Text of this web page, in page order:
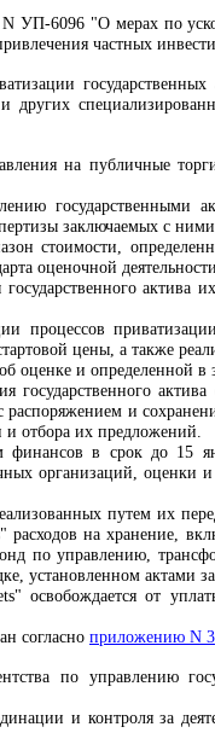
N УП-6096 "О мерах по
частных
других
на публичные
государственными
заключаемых с
стоимости,
оценочной
актива
процессов приватизации
цены, а также
оценке и определенной в
и
и отбора их предложений.
в срок до 15
организаций, оценки
путем их
на хранение,
по управлению,
установленном актами
освобождается от
согласно приложению N 3
по управлению
и контроля за